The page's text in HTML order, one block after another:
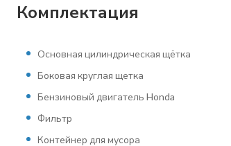
Комплектация
Основная цилиндрическая щётка
Боковая круглая щетка
Бензиновый двигатель Honda
Фильтр
Контейнер для мусора